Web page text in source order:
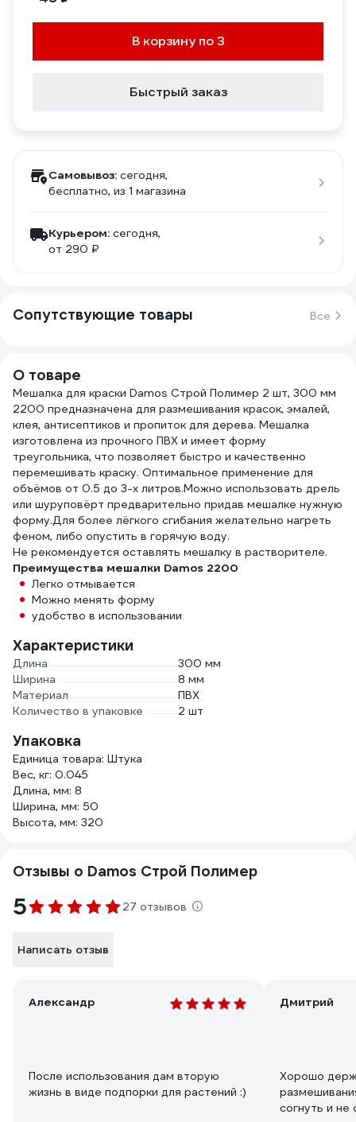
В корзину по 3
Быстрый заказ
Самовывоз: сегодня,
бесплатно, из 1 магазина
Курьером: сегодня,
от 290 ₽
Сопутствующие товары Все
О товаре
Мешалка для краски Damos Строй Полимер 2 шт, 300 мм
2200 предназначена для размешивания красок, эмалей,
клея, антисептиков и пропиток для дерева. Мешалка
изготовлена из прочного ПВХ и имеет форму
треугольника, что позволяет быстро и качественно
перемешивать краску. Оптимальное применение для
объёмов от 0.5 до 3-х литров.Можно использовать дрель
или шуруповёрт предварительно придав мешалке нужную
форму.Для более лёгкого сгибания желательно нагреть
феном, либо опустить в горячую воду.
Не рекомендуется оставлять мешалку в растворителе.
Преимущества мешалки Damos 2200
Легко отмывается
Можно менять форму
удобство в использовании
Характеристики
Длина
300 мм
Ширина
8 мм
Материал
ПВХ
Количество в упаковке
2 шт
Упаковка
Единица товара: Штука
Вес, кг: 0.045
Длина, мм: 8
Ширина, мм: 50
Высота, мм: 320
Отзывы о Damos Строй Полимер
5 27 отзывов
Написать отзыв
Александр
После использования дам вторую
жизнь в виде подпорки для растений :)
Дмитрий
Хорошо
согнуть и не